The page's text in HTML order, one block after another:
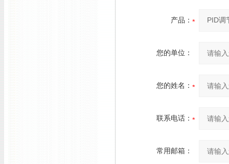
产品：
您的单位：
您的姓名：
联系电话：
常用邮箱：